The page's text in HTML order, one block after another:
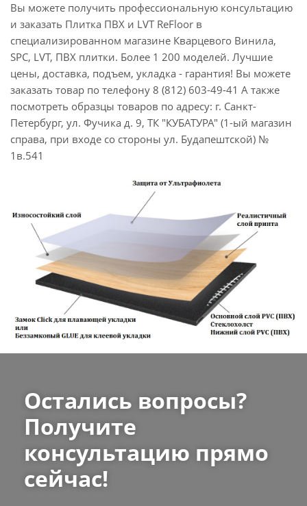
Вы можете получить профессиональную консультацию
и заказать Плитка ПВХ и LVT ReFloor в
специализированном магазине Кварцевого Винила,
SPC, LVT, ПВХ плитки. Более 1 200 моделей. Лучшие
цены, доставка, подъем, укладка - гарантия! Вы можете
заказать товар по телефону 8 (812) 603-49-41 А также
посмотреть образцы товаров по адресу: г. Санкт-
Петербург, ул. Фучика д. 9, ТК "КУБАТУРА" (1-ый магазин
справа, при входе со стороны ул. Будапештской) №
1в.541
Остались вопросы?
Получите
консультацию прямо
сейчас!